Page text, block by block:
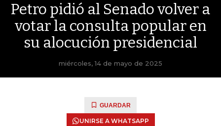
Petro pidió al Senado volver a
votar la consulta popular en
su alocución presidencial
miércoles, 14 de mayo de 2025
GUARDAR
UNIRSE A WHATSAPP